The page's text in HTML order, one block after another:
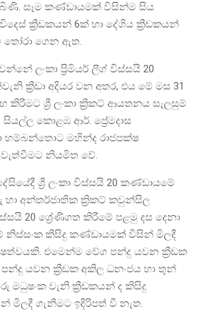
සෑම කණ්ඩායමක් විසින්ම සිය
ක්‍රීඩකයන් 6ක් හා දේශිය ක්‍රීඩකයන්
තෝරා ගෙන ඇත.
ලංකා ප්‍රිමියර් ලීග් විස්සයි 20
ක්‍රීඩා අදියර වන අතර, එය මේ මස 31
කිරීමට‍ ශ්‍රී ලංකා ක්‍රිකට් ආයතනය සැලසුම්
කොළඹ ආර්. ප්‍රේමදාස
හම්බන්තොට මහින්ද රාජපක්ෂ
නියමිත වේ.
ශ්‍රී ලංකා විස්සයි 20 කණ්ඩායමේ
අන්තර්ජාතික ක්‍රිකට් කවුන්සිල
20 ශ්‍රේණිගත කිරීමේ පළමු දස දෙනා
නිස්සංක කිසිදු කණ්ඩායමක් විසින් මිලදී
එමෙන්ම වේග පන්දු යවන ක්‍රීඩක
යවන ක්‍රීඩක අකිල ධනංජය හා තුන්
මධුෂංක වැනි ක්‍රීඩකයන් ද කිසිදු
මිලදී ගැනීමට ඉදිරිපත් වී නැත.